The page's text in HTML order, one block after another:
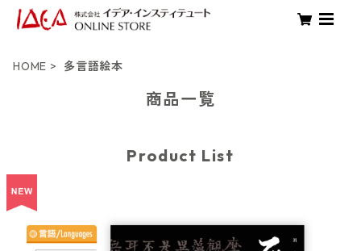
HOME 多言語絵本
商品一覧
Product List